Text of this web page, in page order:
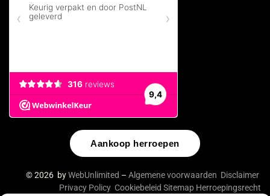
Aankoop herroepen
© 2026 byWebUnlimited – Algemene voorwaarden Disclaimer
Privacy Policy Cookiebeleid Sitemap Herroepingsrecht